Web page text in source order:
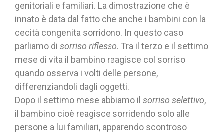
genitoriali e familiari. La dimostrazione che è
innato è data dal fatto che anche i bambini con la
cecità congenita sorridono. In questo caso
parliamo di sorriso riflesso. Tra il terzo e il settimo
mese di vita il bambino reagisce col sorriso
quando osserva i volti delle persone,
differenziandoli dagli oggetti.
Dopo il settimo mese abbiamo il sorriso selettivo,
il bambino cioè reagisce sorridendo solo alle
persone a lui familiari, apparendo scontroso